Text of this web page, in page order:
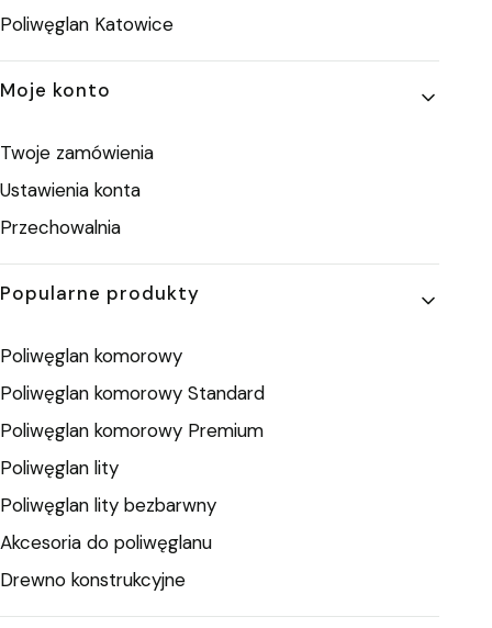
Poliwęglan Katowice
Moje konto
Twoje zamówienia
Ustawienia konta
Przechowalnia
Popularne produkty
Poliwęglan komorowy
Poliwęglan komorowy Standard
Poliwęglan komorowy Premium
Poliwęglan lity
Poliwęglan lity bezbarwny
Akcesoria do poliwęglanu
Drewno konstrukcyjne